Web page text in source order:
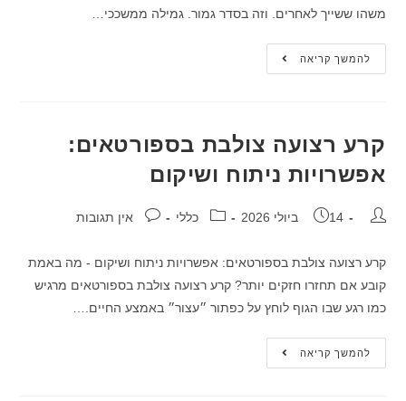
משהו ששייך לאחרים. וזה בסדר גמור. גמילה ממשככי…
להמשך קריאה
קרע רצועה צולבת בספורטאים:
אפשרויות ניתוח ושיקום
14 ביולי 2026 כללי אין תגובות
קרע רצועה צולבת בספורטאים: אפשרויות ניתוח ושיקום - מה באמת
קובע אם תחזרו חזקים יותר? קרע רצועה צולבת בספורטאים מרגיש
כמו רגע שבו הגוף לוחץ על כפתור ״עצור״ באמצע החיים.…
להמשך קריאה